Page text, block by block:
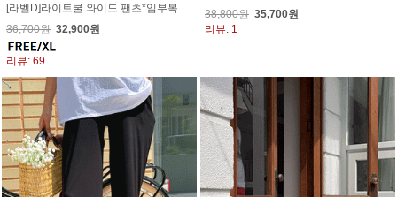
[라벨D]라이트쿨 와이드 팬츠*임부복
36,700원 32,900원
리뷰: 69
38,800원 35,700원
리뷰: 1